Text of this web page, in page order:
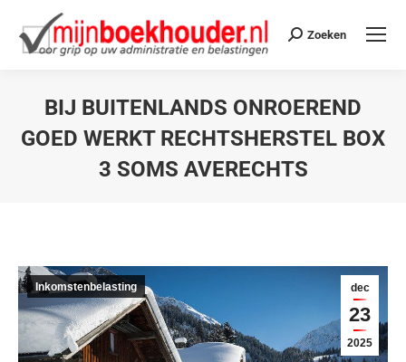
Zoeken
BIJ BUITENLANDS ONROEREND
GOED WERKT RECHTSHERSTEL BOX
3 SOMS AVERECHTS
dec
23
2025
Inkomstenbelasting